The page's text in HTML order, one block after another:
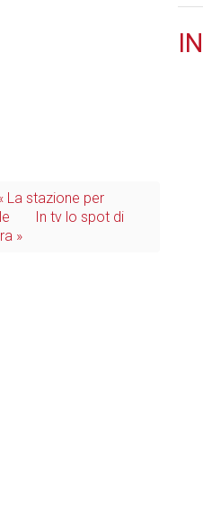
La stazione per
In tv lo spot di
»
IN